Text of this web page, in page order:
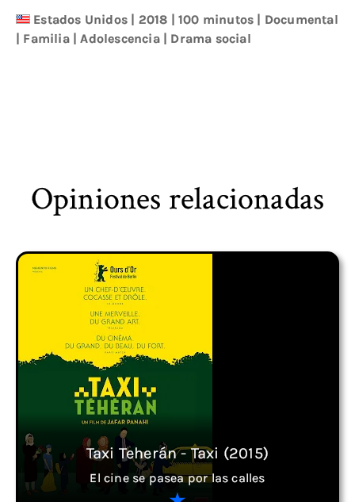
Estados Unidos | 2018 | 100 minutos | Documental
| Familia|Adolescencia| Drama social
Opiniones relacionadas
Taxi Teherán - Taxi (2015)
El cine se pasea por las calles